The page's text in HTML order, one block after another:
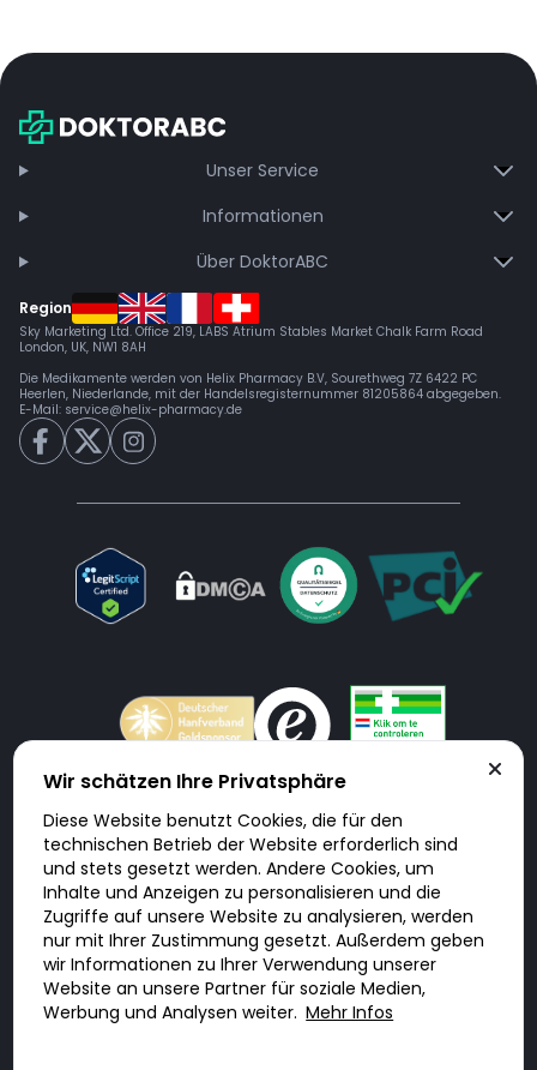
Unser Service
Informationen
Über DoktorABC
Region
Sky Marketing Ltd. Office 219, LABS Atrium Stables Market Chalk Farm Road
London, UK, NW1 8AH
Die Medikamente werden von Helix Pharmacy B.V, Sourethweg 7Z 6422 PC
Heerlen, Niederlande, mit der Handelsregisternummer 81205864 abgegeben.
E-Mail: service@helix-pharmacy.de
Doktorabc.com ist eine Vermittlungsplattform. Doktorabc ist ausdrücklich
keine Internetapotheke. Doktorabc bietet keine Medikamente oder
sonstige Produkte an oder liefert diese. Jegliche Informationen zu
Produkten, Medikamenten und Preisen auf der Internetseite beinhalten
kein Angebot von Doktorabc an Sie. Für die Einhaltung der in Ihrem Land
geltenden Gesetze und sonstigen Rechtsvorschriften sind Sie als Nutzer
selbst verantwortlich. Die Nutzung unseres Services auf Doktorabc durch
Sie erfolgt auf eigenes Risiko und in eigener Verantwortung. Sie erklären,
diese Internetseite aus eigener Initiative zu besuchen und zu nutzen.
Wir schätzen Ihre Privatsphäre
Diese Website benutzt Cookies, die für den
technischen Betrieb der Website erforderlich sind
und stets gesetzt werden. Andere Cookies, um
Inhalte und Anzeigen zu personalisieren und die
Zugriffe auf unsere Website zu analysieren, werden
nur mit Ihrer Zustimmung gesetzt. Außerdem geben
wir Informationen zu Ihrer Verwendung unserer
Website an unsere Partner für soziale Medien,
Werbung und Analysen weiter. Mehr Infos